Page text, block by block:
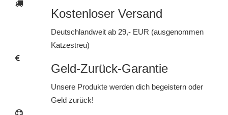
Kostenloser Versand
Deutschlandweit ab 29,- EUR (ausgenommen
Katzestreu)
Geld-Zurück-Garantie
Unsere Produkte werden dich begeistern oder
Geld zurück!